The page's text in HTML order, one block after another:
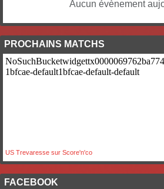
Aucun évènement
PROCHAINS MATCHS
US Trevaresse sur Score'n'co
FACEBOOK